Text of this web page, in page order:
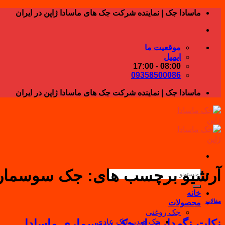
Skip
content
ماسادا جک | نماینده شرکت جک های ماسادا ژاپن در ایران
موقعیت ما
ایمیل
08:00 - 17:00
09358500086
ماسادا جک | نماینده شرکت جک های ماسادا ژاپن در ایران
جستجو
برای:
خانه
محصولات
جک روغنی
جک هیدرولیک عادی
آرشیو برچسب های: جک
مقالات